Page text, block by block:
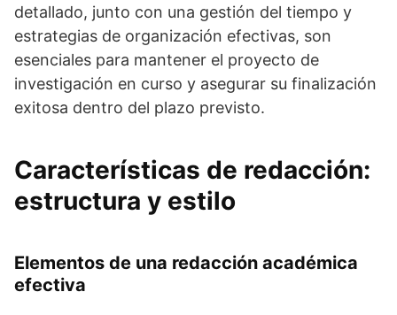
detallado, junto con una gestión del tiempo y
estrategias de organización efectivas, son
esenciales para mantener el proyecto de
investigación en curso y asegurar su finalización
exitosa dentro del plazo previsto.
Características de redacción:
estructura y estilo
Elementos de una redacción académica
efectiva